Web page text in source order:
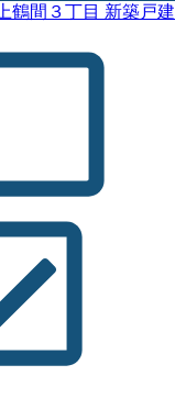
鶴間３丁目 新築戸建